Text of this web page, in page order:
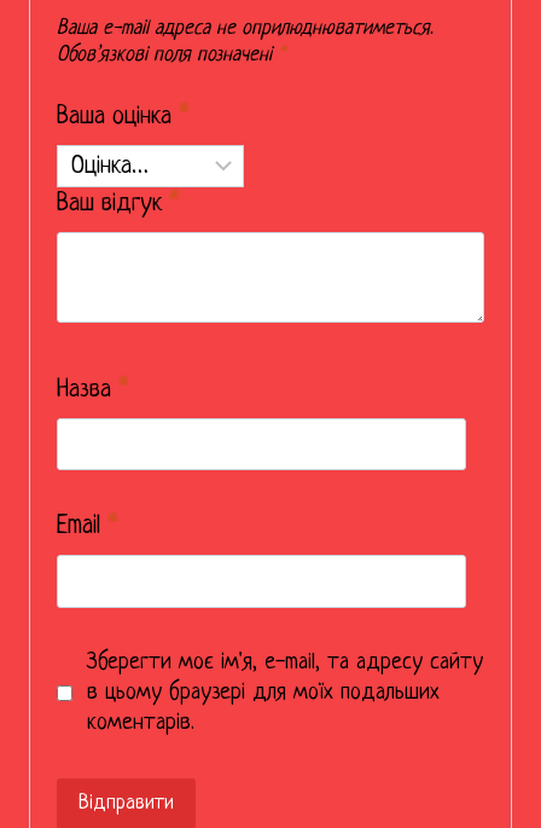
Ваша e-mail адреса не оприлюднюватиметься.
Обов’язкові поля позначені *
Ваша оцінка *
Ваш відгук *
Назва *
Email *
Зберегти моє ім'я, e-mail, та адресу сайту
в цьому браузері для моїх подальших
коментарів.